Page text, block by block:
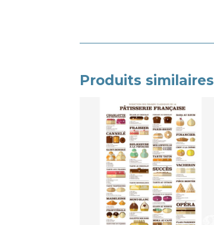
Produits similaires